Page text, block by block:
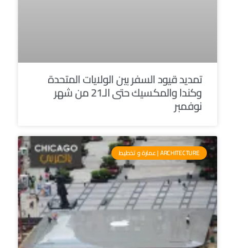
تمديد قيود السفر بين الولايات المتحدة
وكندا والمكسيك حتى الـ21 من شهر
نوفمبر
ARCHITECTURE | عمارة و تخطيط